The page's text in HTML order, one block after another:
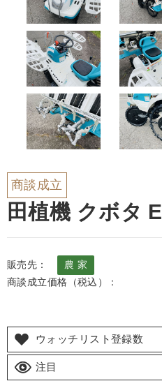
商談成立
田植機 クボタ
販売先：
農 家
商談成立価格（税込）：
ウォッチリスト登録数
注目